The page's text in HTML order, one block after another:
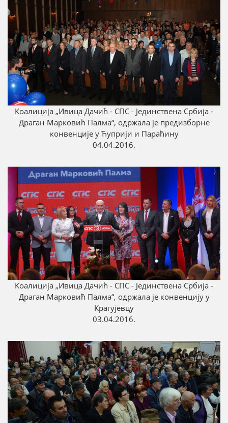
Коалиција „Ивица Дачић - СПС - Јединствена Србија -
Драган Марковић Палма“, одржала је предизборне
конвенције у Ћуприји и Параћину
04.04.2016.
Коалиција „Ивица Дачић - СПС - Јединствена Србија -
Драган Марковић Палма“, одржала је конвенцију у
Крагујевцу
03.04.2016.